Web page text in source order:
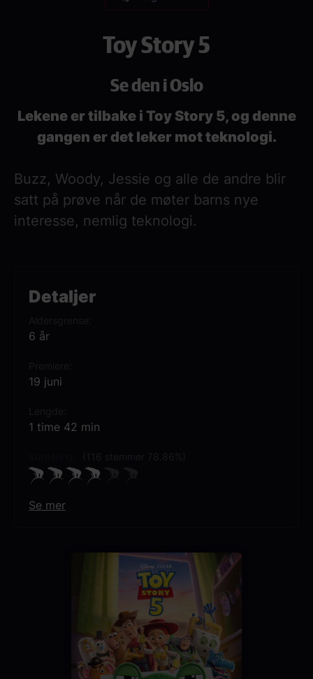
Detaljer
6 år
19 juni
1 time 42 min
Språk
The Walt Disney Company Nordic
Se mer
Toy Story 5
Se den i Oslo
Lekene er tilbake i Toy Story 5, og denne
gangen er det leker mot teknologi.
Buzz, Woody, Jessie og alle de andre blir
satt på prøve når de møter barns nye
interesse, nemlig teknologi.